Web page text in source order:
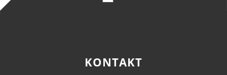
KONTAKT